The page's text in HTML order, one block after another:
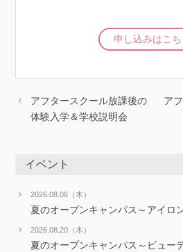
申し込みはこち
アフタースクール放課後の
体験入学＆学校説明会
ア
イベント
2026.08.06（木）
夏のオープンキャンパス～アイロ
2026.08.20（木）
夏のオープンキャンパス～ビュー